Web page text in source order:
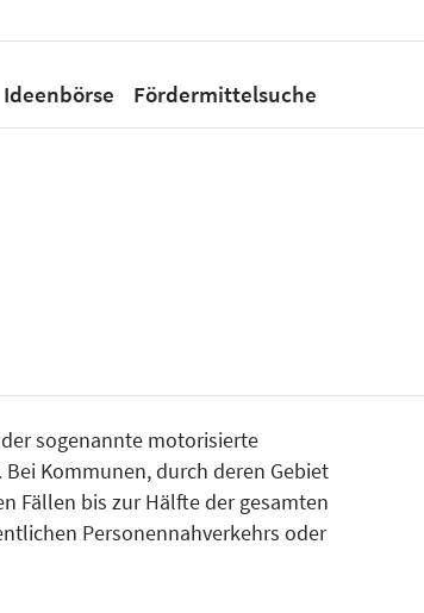
Ideenbörse Fördermittelsuche
sogenannte motorisierte
Kommunen, durch deren Gebiet
Fällen bis zur Hälfte der gesamten
Personennahverkehrs oder